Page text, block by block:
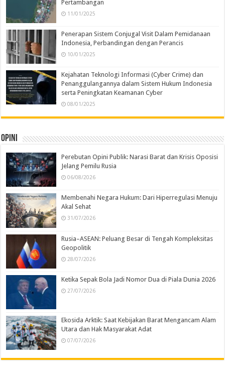
Pertambangan
11/01/2025
Penerapan Sistem Conjugal Visit Dalam Pemidanaan
Indonesia, Perbandingan dengan Perancis
10/01/2025
Kejahatan Teknologi Informasi (Cyber Crime) dan
Penanggulangannya dalam Sistem Hukum Indonesia
serta Peningkatan Keamanan Cyber
08/01/2025
Opini
Perebutan Opini Publik: Narasi Barat dan Krisis Oposisi
Jelang Pemilu Rusia
06/08/2026
Membenahi Negara Hukum: Dari Hiperregulasi Menuju
Akal Sehat
31/07/2026
Rusia–ASEAN: Peluang Besar di Tengah Kompleksitas
Geopolitik
28/07/2026
Ketika Sepak Bola Jadi Nomor Dua di Piala Dunia 2026
27/07/2026
Ekosida Arktik: Saat Kebijakan Barat Mengancam Alam
Utara dan Hak Masyarakat Adat
07/07/2026